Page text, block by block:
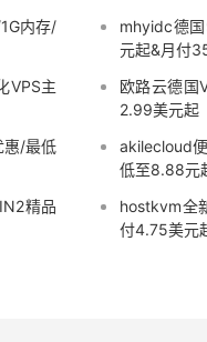
内存/
mhyidc德
元起&月付
VPS主
欧路云德国
2.99美元起
惠/最低
akilecloud
低至8.88元
精品
hostkvm全
付4.75美元